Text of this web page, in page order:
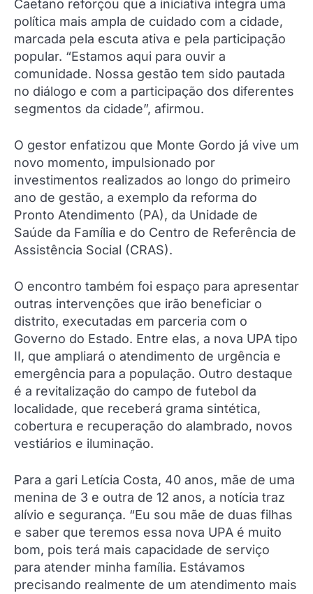
Caetano reforçou que a iniciativa integra uma
política mais ampla de cuidado com a cidade,
marcada pela escuta ativa e pela participação
popular. “Estamos aqui para ouvir a
comunidade. Nossa gestão tem sido pautada
no diálogo e com a participação dos diferentes
segmentos da cidade”, afirmou.
O gestor enfatizou que Monte Gordo já vive um
novo momento, impulsionado por
investimentos realizados ao longo do primeiro
ano de gestão, a exemplo da reforma do
Pronto Atendimento (PA), da Unidade de
Saúde da Família e do Centro de Referência de
Assistência Social (CRAS).
O encontro também foi espaço para apresentar
outras intervenções que irão beneficiar o
distrito, executadas em parceria com o
Governo do Estado. Entre elas, a nova UPA tipo
II, que ampliará o atendimento de urgência e
emergência para a população. Outro destaque
é a revitalização do campo de futebol da
localidade, que receberá grama sintética,
cobertura e recuperação do alambrado, novos
vestiários e iluminação.
Para a gari Letícia Costa, 40 anos, mãe de uma
menina de 3 e outra de 12 anos, a notícia traz
alívio e segurança. “Eu sou mãe de duas filhas
e saber que teremos essa nova UPA é muito
bom, pois terá mais capacidade de serviço
para atender minha família. Estávamos
precisando realmente de um atendimento mais